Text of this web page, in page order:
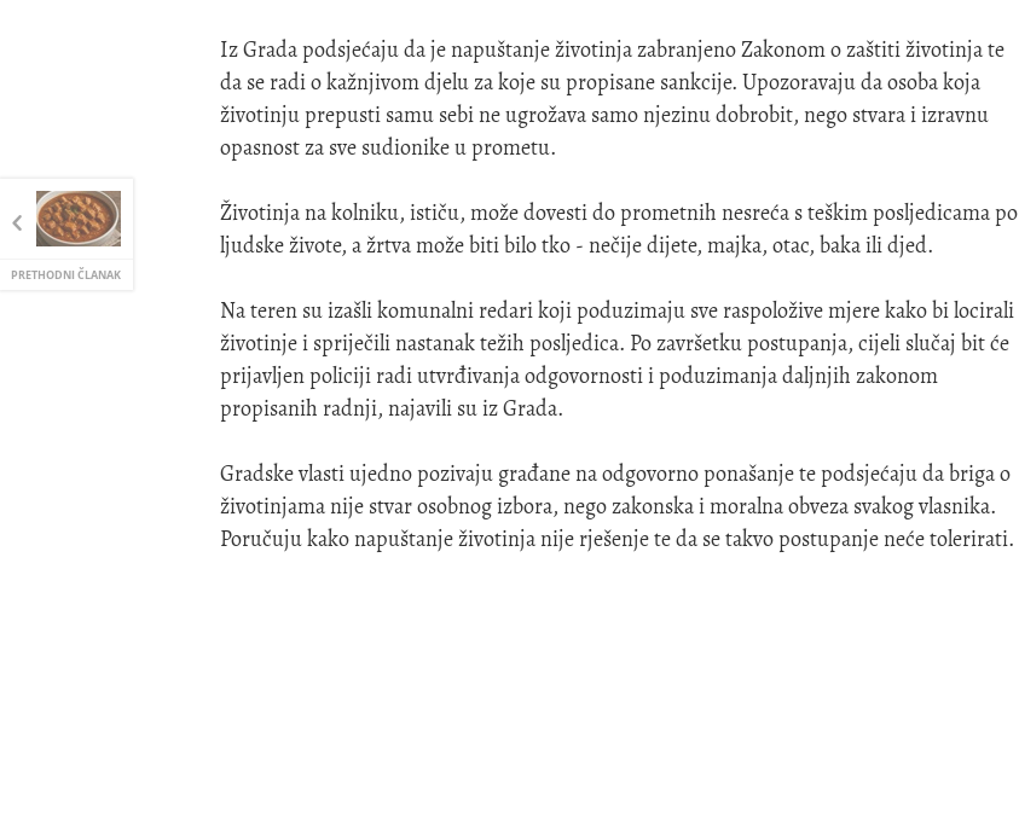
PRETHODNI ČLANAK
Iz Grada podsjećaju da je napuštanje životinja zabranjeno Zakonom o zaštiti životinja te
da se radi o kažnjivom djelu za koje su propisane sankcije. Upozoravaju da osoba koja
životinju prepusti samu sebi ne ugrožava samo njezinu dobrobit, nego stvara i izravnu
opasnost za sve sudionike u prometu.
Životinja na kolniku, ističu, može dovesti do prometnih nesreća s teškim posljedicama po
ljudske živote, a žrtva može biti bilo tko - nečije dijete, majka, otac, baka ili djed.
Na teren su izašli komunalni redari koji poduzimaju sve raspoložive mjere kako bi locirali
životinje i spriječili nastanak težih posljedica. Po završetku postupanja, cijeli slučaj bit će
prijavljen policiji radi utvrđivanja odgovornosti i poduzimanja daljnjih zakonom
propisanih radnji, najavili su iz Grada.
Gradske vlasti ujedno pozivaju građane na odgovorno ponašanje te podsjećaju da briga o
životinjama nije stvar osobnog izbora, nego zakonska i moralna obveza svakog vlasnika.
Poručuju kako napuštanje životinja nije rješenje te da se takvo postupanje neće tolerirati.